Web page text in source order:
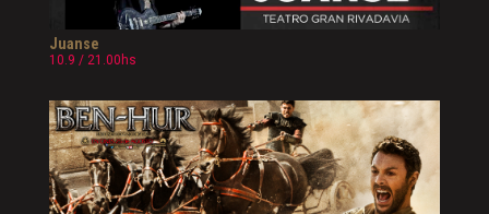
Juanse
10.9 / 21.00hs